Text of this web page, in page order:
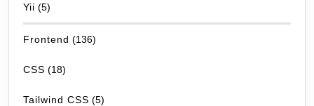
Yii (5)
Frontend (136)
CSS (18)
Tailwind CSS (5)